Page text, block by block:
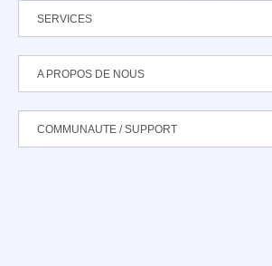
SERVICES
A PROPOS DE NOUS
COMMUNAUTE / SUPPORT